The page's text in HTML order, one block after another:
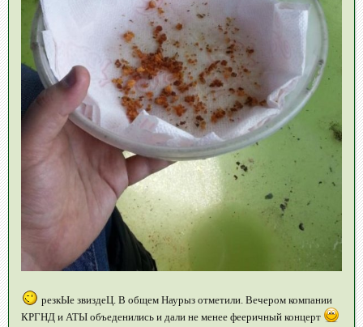
резкЫе звиздеЦ. В общем Наурыз отметили. Вечером компании
КРГНД и АТЫ объеденились и дали не менее фееричный концерт